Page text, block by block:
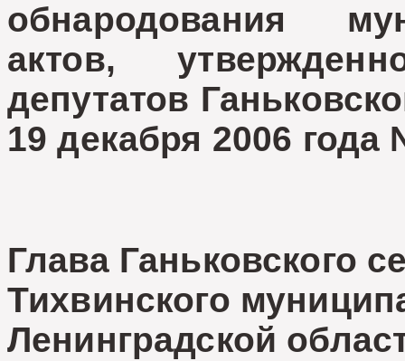
обнародования
актов,
депутатов
19 декабря 2006 года
Глава Ганьковского
Тихвинского
Ленинградской